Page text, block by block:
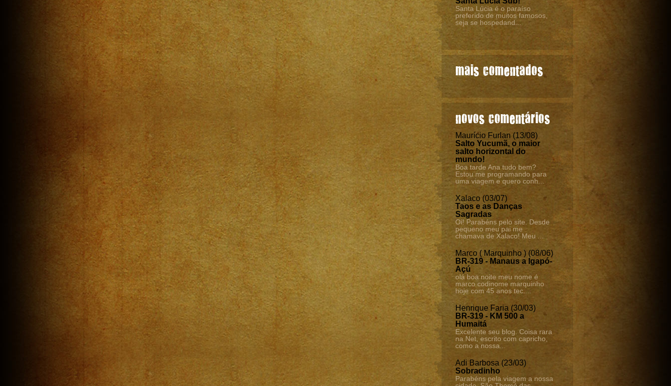
Santa Lúcia é o paraíso
preferido de muitos famosos,
seja se hospedand...
mais comentados
novos comentários
Maurício Furlan (13/08)
Salto Yucumã, o maior
salto horizontal do
mundo!
Boa tarde Ana tudo bem?
Estou me programando para
uma viagem e quero conh...
Xalaco (03/07)
Taos e as Danças
Sagradas
Oi! Parabéns pelo site. Desde
pequeno meu pai me
chamava de Xalaco! Meu ...
Marco ( Marquinho ) (08/06)
BR-319 - Manaus a Igapó-
Açú
olá boa noite meu nome é
marco codinome marquinho
hoje com 45 anos tec....
Henrique Faria (30/03)
BR-319 - KM 500 a
Humaitá
Excelente seu blog. Coisa rara
na Net, escrito com capricho,
como a nossa...
Adi Barbosa (23/03)
Sobradinho
Parabéns pela viagem a nossa